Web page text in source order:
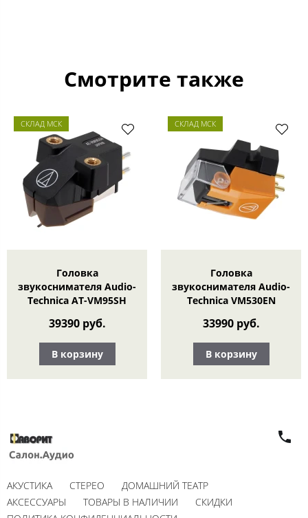
Смотрите также
СКЛАД МСК
Головка
звукоснимателя Audio-
Technica AT-VM95SH
39390 руб.
В корзину
СКЛАД МСК
Головка
звукоснимателя Audio-
Technica VM530EN
33990 руб.
В корзину
АКУСТИКА СТЕРЕО
ДОМАШНИЙ ТЕАТР
АКСЕССУАРЫ
ТОВАРЫ В НАЛИЧИИ
СКИДКИ